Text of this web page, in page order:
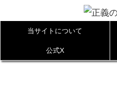
当サイトについて
公式X